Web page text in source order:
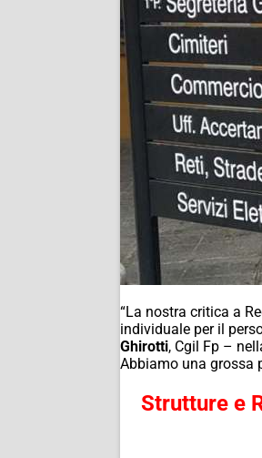
“La nostra critica a
individuale per il
Ghirotti, Cgil Fp –
Abbiamo una grossa
Strutture e